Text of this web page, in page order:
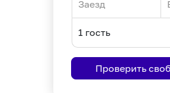
forward
interact
with
Проверить